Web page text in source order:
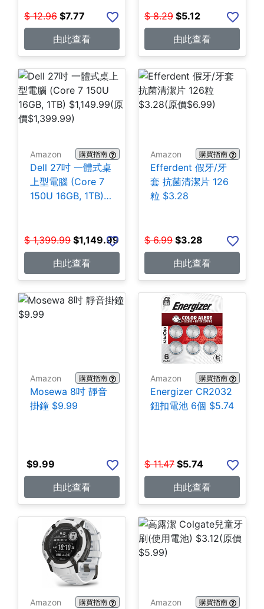
$ 12.96 $7.77
由此查看
$ 8.29 $5.12
由此查看
Amazon 購買指南
Dell 27吋 一體式桌
上型電腦 (Core 7
150U 16GB, 1TB)
$ 1,399.99 $1,149.99
由此查看
Amazon 購買指南
Efferdent 假牙/牙
套 抗菌清潔片 126
粒 $3.28
$ 6.99 $3.28
由此查看
Amazon 購買指南
Mosewa 8吋 靜音
掛鐘 $9.99
$9.99
由此查看
Amazon 購買指南
Energizer CR2032
鈕扣電池 6個 $5.74
$ 11.47 $5.74
由此查看
Amazon 購買指南 Amazon 購買指南